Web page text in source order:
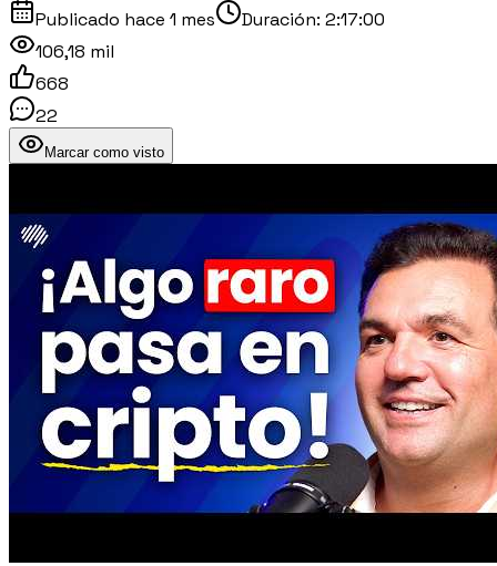
Publicado hace 1 mes Duración: 2:17:00
106,18 mil
668
22
Marcar como visto